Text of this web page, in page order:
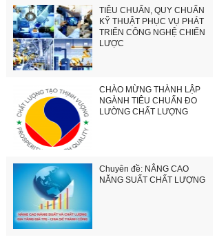
TIÊU CHUẨN, QUY CHUẨN
KỸ THUẬT PHỤC VỤ PHÁT
TRIỂN CÔNG NGHỆ CHIẾN
LƯỢC
CHÀO MỪNG THÀNH LẬP
NGÀNH TIÊU CHUẨN ĐO
LƯỜNG CHẤT LƯỢNG
Chuyên đề: NÂNG CAO
NĂNG SUẤT CHẤT LƯỢNG